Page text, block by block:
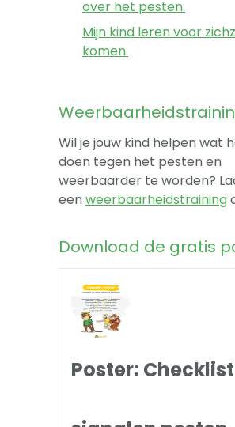
over het pesten.
Mijn kind leren voor
komen.
Wil je jouw kind helpen wat
doen tegen het pesten en
weerbaarder te worden?
eenweerbaarheidstraining
Download de gratis
Poster: Checklist